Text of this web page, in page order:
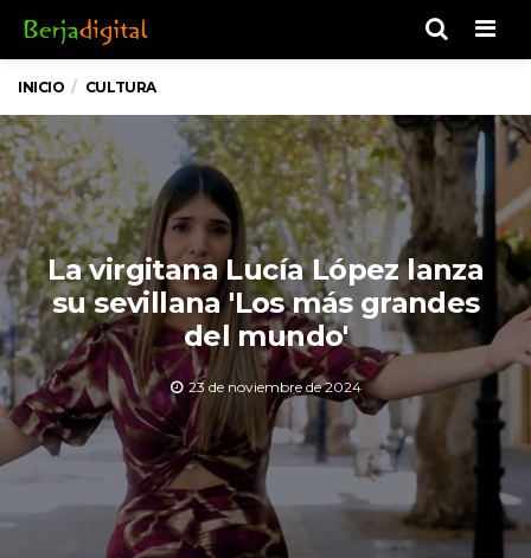
INICIO CULTURA
La virgitana Lucía López lanza
su sevillana 'Los más grandes
del mundo'
23 de noviembre de 2024